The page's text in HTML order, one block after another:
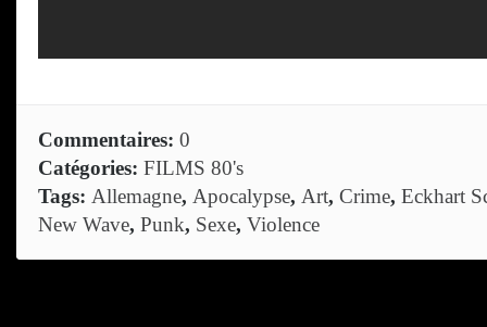
Commentaires: 0
Catégories: FILMS 80's
Tags: Allemagne, Apocalypse, Art, Crime, Eckhart
New Wave, Punk, Sexe, Violence